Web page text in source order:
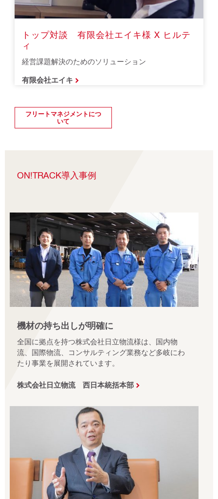
トップ対談　有限会社エイキ様 X ヒルテ
ィ
経営課題解決のためのソリューション
有限会社エイキ
フリートマネジメントにつ
いて
ON!TRACK導入事例
機材の持ち出しが明確に
全国に拠点を持つ株式会社日立物流様は、国内物
流、国際物流、コンサルティング業務など多岐にわ
たり事業を展開されています。
株式会社日立物流 西日本統括本部